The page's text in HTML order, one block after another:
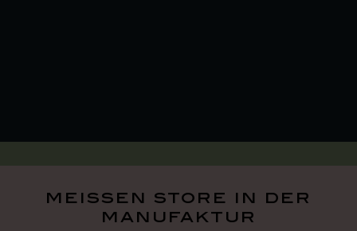
meissen store in der
manufaktur